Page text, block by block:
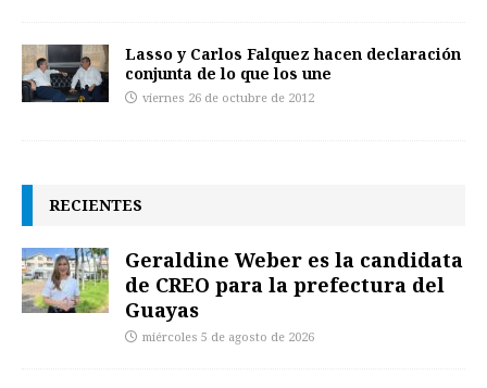
Lasso y Carlos Falquez hacen declaración
conjunta de lo que los une
viernes 26 de octubre de 2012
RECIENTES
Geraldine Weber es la candidata
de CREO para la prefectura del
Guayas
miércoles 5 de agosto de 2026